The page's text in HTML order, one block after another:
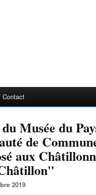
Contact
Musée du
de
aux
2019